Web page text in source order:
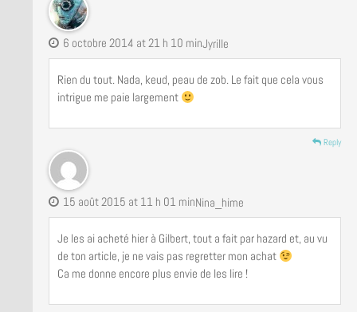
Jyrille
6 octobre 2014 at 21 h 10 min
Rien du tout. Nada, keud, peau de zob. Le fait que cela vous
intrigue me paie largement
Reply
Nina_hime
15 août 2015 at 11 h 01 min
Je les ai acheté hier à Gilbert, tout a fait par hazard et, au vu
de ton article, je ne vais pas regretter mon achat
Ca me donne encore plus envie de les lire !